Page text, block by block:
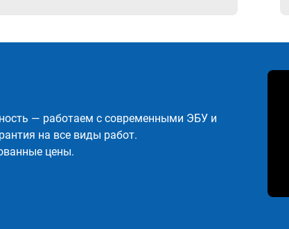
— работаем с современными ЭБУ и
на все виды работ.
цены.